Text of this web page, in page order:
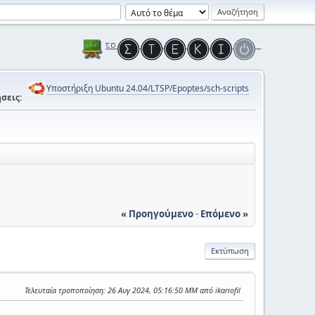
Υποστήριξη Ubuntu 24.04/LTSP/Epoptes/sch-scripts
« Προηγούμενο- Επόμενο »
Εκτύπωση
Τελευταία τροποποίηση: 26 Αυγ 2024, 05:16:50 ΜΜ από ikariofil